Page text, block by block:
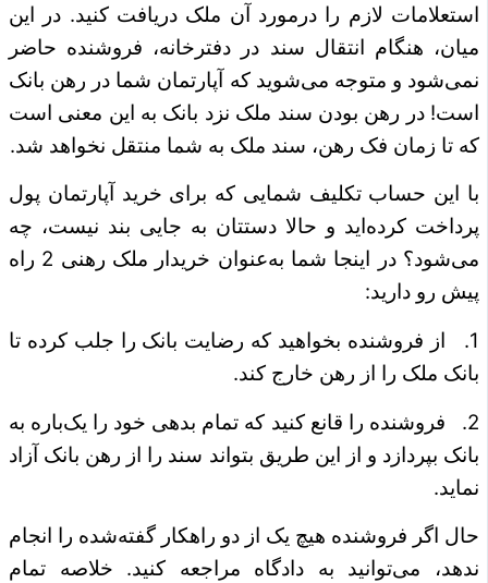
استعلامات لازم را درمورد آن ملک دریافت کنید. در این
میان، هنگام انتقال سند در دفترخانه، فروشنده حاضر
نمی‌شود و متوجه می‌شوید که آپارتمان شما در رهن بانک
است! در رهن بودن سند ملک نزد بانک به این معنی است
که تا زمان فک رهن، سند ملک به شما منتقل نخواهد شد.
با این حساب تکلیف شمایی که برای خرید آپارتمان پول
پرداخت کرده‌اید و حالا دستتان به جایی بند نیست، چه
می‌شود؟ در اینجا شما به‌عنوان خریدار ملک رهنی 2 راه
پیش رو دارید:
1. از فروشنده بخواهید که رضایت بانک را جلب کرده تا
بانک ملک را از رهن خارج کند.
2. فروشنده را قانع کنید که تمام بدهی خود را یک‌باره به
بانک بپردازد و از این طریق بتواند سند را از رهن بانک آزاد
نماید.
حال اگر فروشنده هیچ یک از دو راهکار گفته‌شده را انجام
ندهد، می‌توانید به دادگاه مراجعه کنید. خلاصه تمام